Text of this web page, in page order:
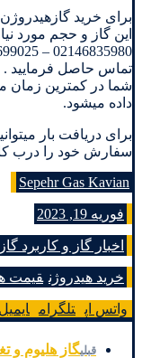
برای خرید گازهیدروژن
این گاز و حجم مورد
تماس حاصل فرمایید .
شما در کمترین زمان
داده میشود.
برای دریافت بار
سفارش خود را درب
Sepehr Gas Kavian
فوریه 19, 2023
اخبار گاز و کاربرد
خرید هیدروژن قیمت
واتس اپ تلگرام ایمیل
قبلیگاز هلیوم و